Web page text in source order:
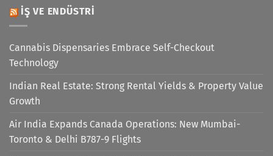
İŞ VE ENDÜSTRI
Cannabis Dispensaries Embrace Self-Checkout
Technology
Indian Real Estate: Strong Rental Yields & Property Value
Growth
Air India Expands Canada Operations: New Mumbai-
Toronto & Delhi B787-9 Flights